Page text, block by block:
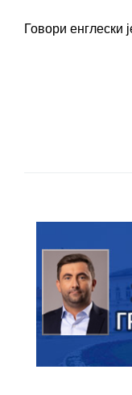
Говори енглески